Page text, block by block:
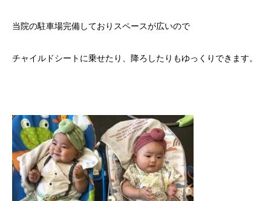
当院の駐車場完備しておりスペースが広いので
チャイルドシートに乗せたり、降ろしたりもゆっくりできます。